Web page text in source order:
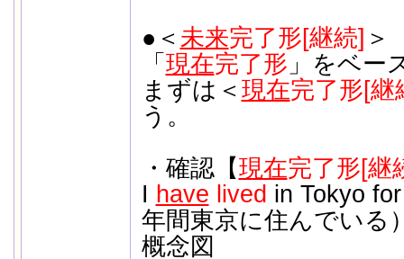
●＜ 未来完了形[継続] ＞
「 現在完了形 」をベー
まずは＜ 現在完了形[継
う。
・確認【現在完了形[継
I have lived in Tokyo
年間東京に住んでいる
概念図